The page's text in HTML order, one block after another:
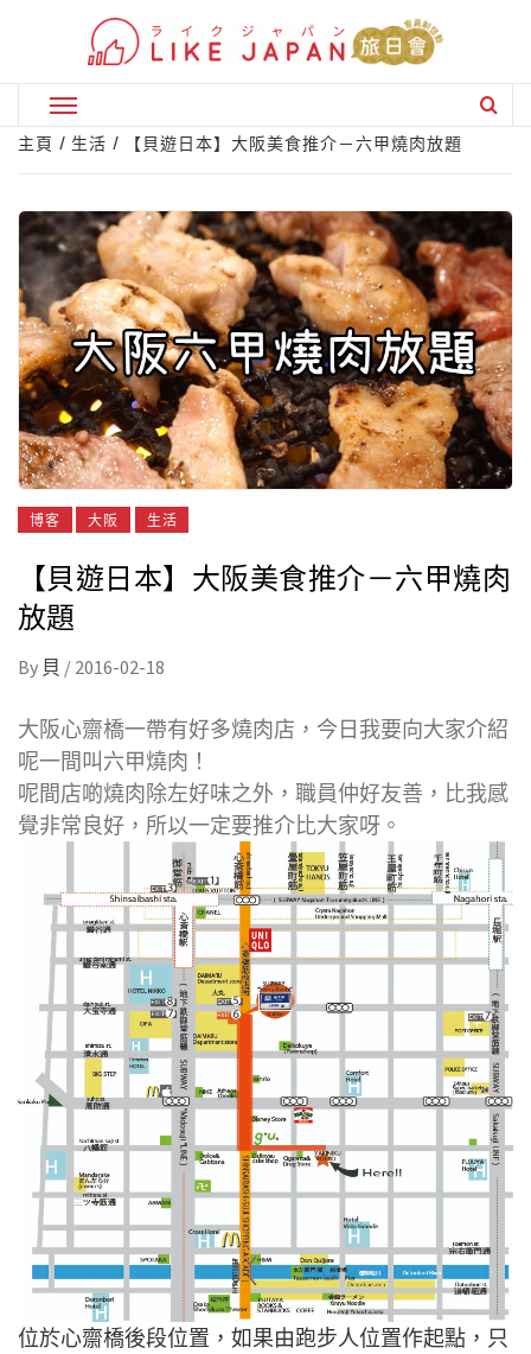
Primary
Menu
主頁 生活 【貝遊日本】大阪美食推介－六甲燒肉放題
博客 大阪 生活
【貝遊日本】大阪美食推介－六甲燒肉
放題
By 貝 / 2016-02-18
大阪心齋橋一帶有好多燒肉店，今日我要向大家介紹
呢一間叫六甲燒肉！
呢間店啲燒肉除左好味之外，職員仲好友善，比我感
覺非常良好，所以一定要推介比大家呀。
位於心齋橋後段位置，如果由跑步人位置作起點，只